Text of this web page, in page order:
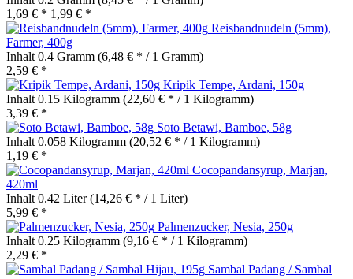
1,69 € * 1,99 € *
Reisbandnudeln (5mm),
Farmer, 400g
Inhalt 0.4 Gramm (6,48 € * / 1 Gramm)
2,59 € *
Kripik Tempe, Ardani, 150g
Inhalt 0.15 Kilogramm (22,60 € * / 1 Kilogramm)
3,39 € *
Soto Betawi, Bamboe, 58g
Inhalt 0.058 Kilogramm (20,52 € * / 1 Kilogramm)
1,19 € *
Cocopandansyrup, Marjan,
420ml
Inhalt 0.42 Liter(14,26 € * / 1 Liter)
5,99 € *
Palmenzucker, Nesia, 250g
Inhalt 0.25 Kilogramm (9,16 € * / 1 Kilogramm)
2,29 € *
Sambal Padang / Sambal